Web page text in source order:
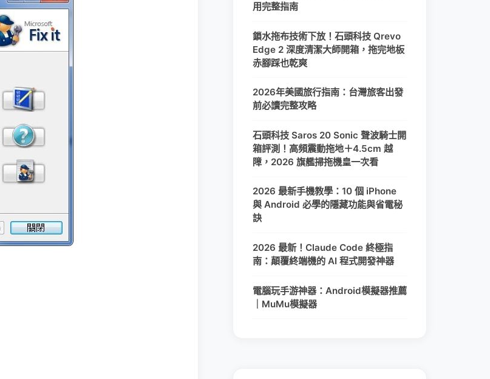
用完整指南
鎖水拖布技術下放！石頭科技 Qrevo
Edge 2 深度清潔大師開箱，拖完地板
赤腳踩也乾爽
2026年美國旅行指南：台灣旅客出發
前必讀完整攻略
石頭科技 Saros 20 Sonic 聲波騎士開
箱評測！高頻震動拖地＋4.5cm 越
障，2026 旗艦掃拖機皇一次看
2026 最新手機教學：10 個 iPhone
與 Android 必學的隱藏功能與省電秘
訣
2026 最新！Claude Code 終極指
南：顛覆終端機的 AI 程式開發神器
電腦玩手游神器：Android模擬器推薦
｜MuMu模擬器